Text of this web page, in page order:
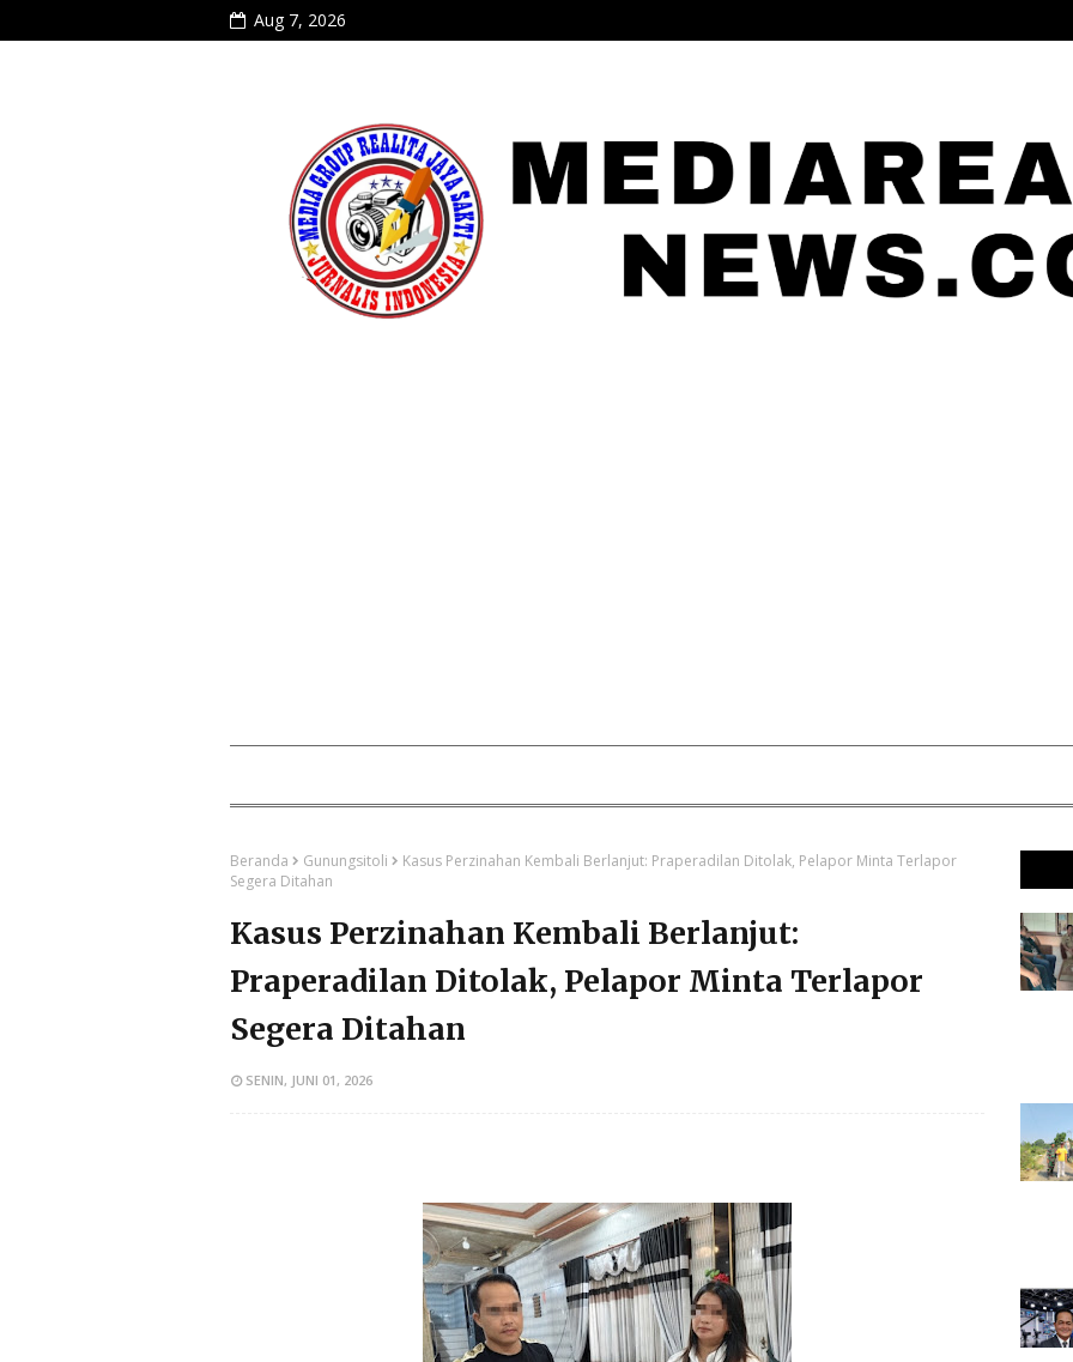
Aug 7, 2026
Beranda Gunungsitoli
Kasus Perzinahan Kembali Berlanjut: Praperadilan Ditolak, Pelapor Minta Terlapor
Segera Ditahan ​
Kasus Perzinahan Kembali Berlanjut:
Praperadilan Ditolak, Pelapor Minta Terlapor
Segera Ditahan ​
SENIN, JUNI 01, 2026